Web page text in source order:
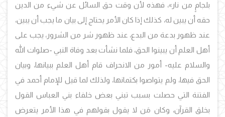
بلجامٍ من نار»، فهذه لأن وقت حق السائل عن شيء من الدين
حقه أن يبين له، كذلك إذا كان الأمر يحتاج إلى بيان ما يجب أن يبين،
عند ظهور بدعة من البدع، عند ظهور شر من الشرور، يجب على
أهل العلم أن يبينوا الحق، فلما نشأت بعد وفاة النبي -صلوات الله
والسلام عليه- أمور من الانحراف قام أهل العلم ببيانها، وبيان
الحق فيها، ولم يتواصوا بكتمانها، ولذلك لما قيل للإمام أحمد في
الفتنة التي حصلت بسبب تبني بعض خلفاء بني العباس القول
بخلق القرآن، وكان مَن لا يقول بقولهم في هذا الأمر يتعرض